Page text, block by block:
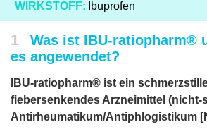
WIRKSTOFF: Ibuprofen
1
Was ist IBU-ratiopharm®
es angewendet?
IBU-ratiopharm® ist ein
fiebersenkendes Arzneimittel (nicht-
Antirheumatikum/Antiphlogistikum